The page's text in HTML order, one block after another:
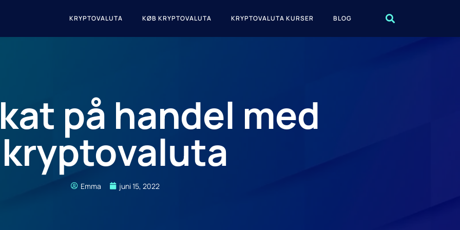
KRYPTOVALUTA KØB KRYPTOVALUTA KRYPTOVALUTA KURSER BLOG
på handel med
kryptovaluta
Emma juni 15, 2022